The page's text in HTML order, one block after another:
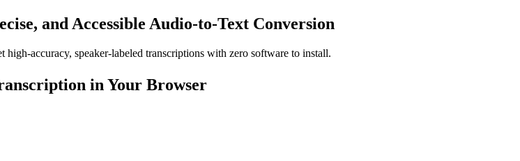
and Accessible Audio-to-Text Conversion
accuracy, speaker-labeled transcriptions with zero software to install.
in Your Browser